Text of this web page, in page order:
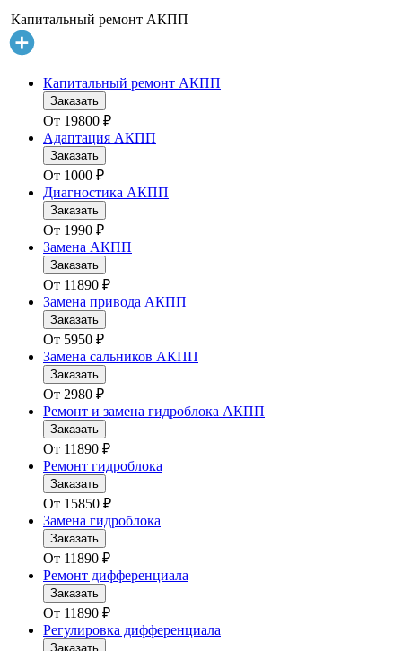
Капитальный ремонт АКПП
Капитальный ремонт АКПП
Заказать
От 19800 ₽
Адаптация АКПП
Заказать
От 1000 ₽
Диагностика АКПП
Заказать
От 1990 ₽
Замена АКПП
Заказать
От 11890 ₽
Замена привода АКПП
Заказать
От 5950 ₽
Замена сальников АКПП
Заказать
От 2980 ₽
Ремонт и замена гидроблока АКПП
Заказать
От 11890 ₽
Ремонт гидроблока
Заказать
От 15850 ₽
Замена гидроблока
Заказать
От 11890 ₽
Ремонт дифференциала
Заказать
От 11890 ₽
Регулировка дифференциала
Заказать